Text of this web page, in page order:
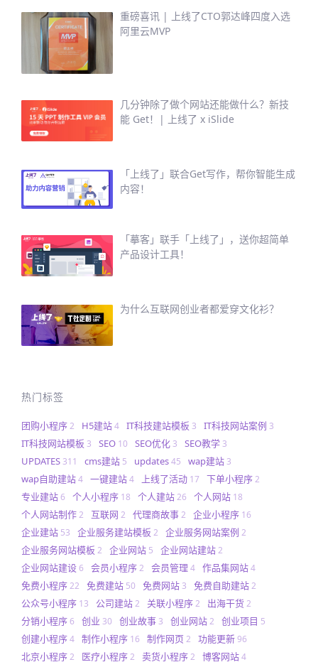
重磅喜讯 | 上线了CTO郭达峰四度入选
阿里云MVP
几分钟除了做个网站还能做什么？新技
能 Get！| 上线了 x iSlide
「上线了」联合Get写作，帮你智能生成
内容！
「摹客」联手「上线了」，送你超简单
产品设计工具！
为什么互联网创业者都爱穿文化衫？
热门标签
团购小程序2 H5建站4 IT科技建站模板 3 IT科技网站案例 3
IT科技网站模板 3 SEO 10 SEO优化 3 SEO教学 3
UPDATES 311 cms建站 5 updates45 wap建站 3
wap自助建站4 一键建站4 上线了活动 17 下单小程序2
专业建站6 个人小程序 18 个人建站26 个人网站 18
个人网站制作2 互联网 2 代理商故事2 企业小程序 16
企业建站 53 企业服务建站模板 2 企业服务网站案例 2
企业服务网站模板 2 企业网站 5 企业网站建站2
企业网站建设6 会员小程序2 会员管理 4 作品集网站4
免费小程序22 免费建站 50 免费网站 3 免费自助建站2
公众号小程序 13 公司建站2 关联小程序2 出海干货2
分销小程序6 创业 30 创业故事 3 创业网站2 创业项目 5
创建小程序4 制作小程序 16 制作网页 2 功能更新96
北京小程序2 医疗小程序2 卖货小程序2 博客网站4